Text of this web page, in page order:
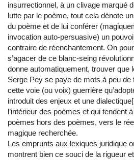
insurrectionnel, à un clivage marqué
lutte par le poème, tout cela dénote
du poème et de lui conférer
invocation auto-persuasive) un
contraire de réenchantement. On
s’agacer de ce blanc-seing
donne automatiquement, trouver que
Serge Pey se paye de mots à peu de
cette voie (ou voix) guerrière
introduit des enjeux et une
l’intérieur des poèmes et qui tendent
poèmes hors des poèmes, vers le
magique recherchée.
Les emprunts aux lexiques juridique
montrent bien ce souci de la rigueur